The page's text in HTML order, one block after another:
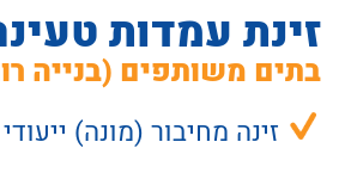
זינת עמדות
בתים משותפים (בנייה
זינה מחיבור (מונה)